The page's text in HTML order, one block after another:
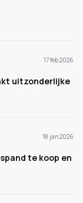
17 feb 2026
uitzonderlijke
18 jan 2026
te koop en